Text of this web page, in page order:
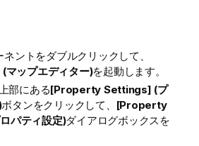
ネントをダブルクリックして、
ップエディター)を起動します。
部にある[Property Settings] (プ
ボタンをクリックして、 [Property
パティ設定)ダイアログボックスを